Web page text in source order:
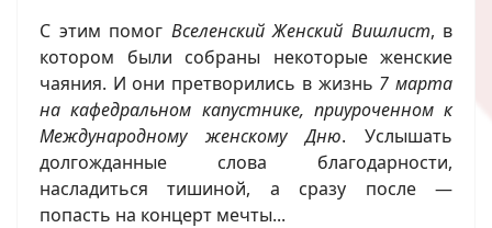
С этим помог Вселенский Женский Вишлист, в
котором были собраны некоторые женские
чаяния. И они претворились в жизнь 7 марта
на кафедральном капустнике, приуроченном к
Международному женскому Дню. Услышать
долгожданные слова благодарности,
насладиться тишиной, а сразу после —
попасть на концерт мечты...